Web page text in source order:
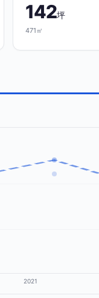
142坪
471㎡
2021